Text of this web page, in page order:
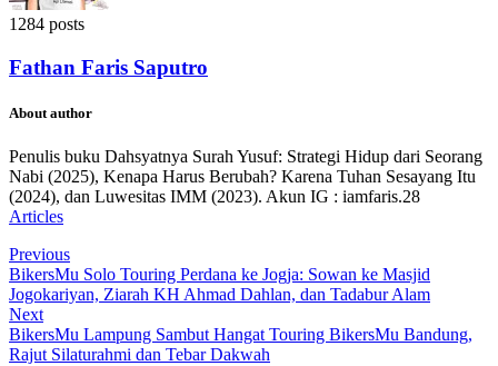
1284 posts
Fathan Faris Saputro
About author
Penulis buku Dahsyatnya Surah Yusuf: Strategi Hidup dari Seorang
Nabi (2025), Kenapa Harus Berubah? Karena Tuhan Sesayang Itu
(2024), dan Luwesitas IMM (2023). Akun IG : iamfaris.28
Articles
Previous
BikersMu Solo Touring Perdana ke Jogja: Sowan ke Masjid
Jogokariyan, Ziarah KH Ahmad Dahlan, dan Tadabur Alam
Next
BikersMu Lampung Sambut Hangat Touring BikersMu Bandung,
Rajut Silaturahmi dan Tebar Dakwah